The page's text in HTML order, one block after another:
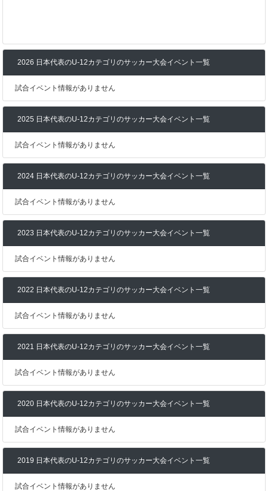
2026 日本代表のU-12カテゴリのサッカー大会イベント一覧
試合イベント情報がありません
2025 日本代表のU-12カテゴリのサッカー大会イベント一覧
試合イベント情報がありません
2024 日本代表のU-12カテゴリのサッカー大会イベント一覧
試合イベント情報がありません
2023 日本代表のU-12カテゴリのサッカー大会イベント一覧
試合イベント情報がありません
2022 日本代表のU-12カテゴリのサッカー大会イベント一覧
試合イベント情報がありません
2021 日本代表のU-12カテゴリのサッカー大会イベント一覧
試合イベント情報がありません
2020 日本代表のU-12カテゴリのサッカー大会イベント一覧
試合イベント情報がありません
2019 日本代表のU-12カテゴリのサッカー大会イベント一覧
試合イベント情報がありません